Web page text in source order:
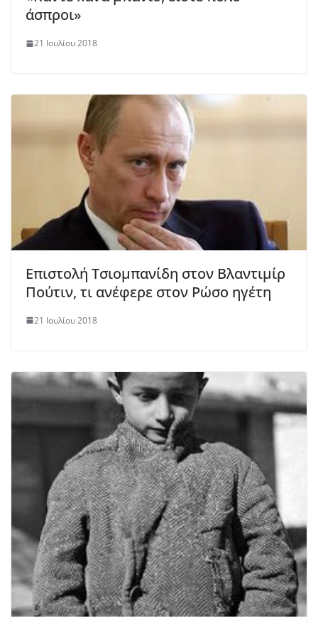
άσπροι»
21 Ιουλίου 2018
Επιστολή Τσιομπανίδη στον Βλαντιμίρ
Πούτιν, τι ανέφερε στον Ρώσο ηγέτη
21 Ιουλίου 2018